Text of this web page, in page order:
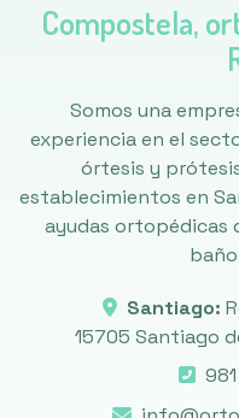
Compostela,
Somos una
experiencia en el
órtesis y
establecimientos en
ayudas ortopédicas
Santiago:
15705 Santiago